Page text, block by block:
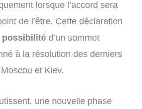
lorsque l’accord sera
de l’être. Cette déclaration
possibilité d’un sommet
à la résolution des derniers
et Kiev.
une nouvelle phase